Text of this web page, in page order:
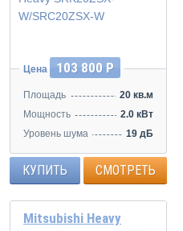
Цена 103 800 Р
Площадь
20 кв.м
Мощность
2.0 кВт
Уровень шума
19 дБ
КУПИТЬ СМОТРЕТЬ
Mitsubishi Heavy